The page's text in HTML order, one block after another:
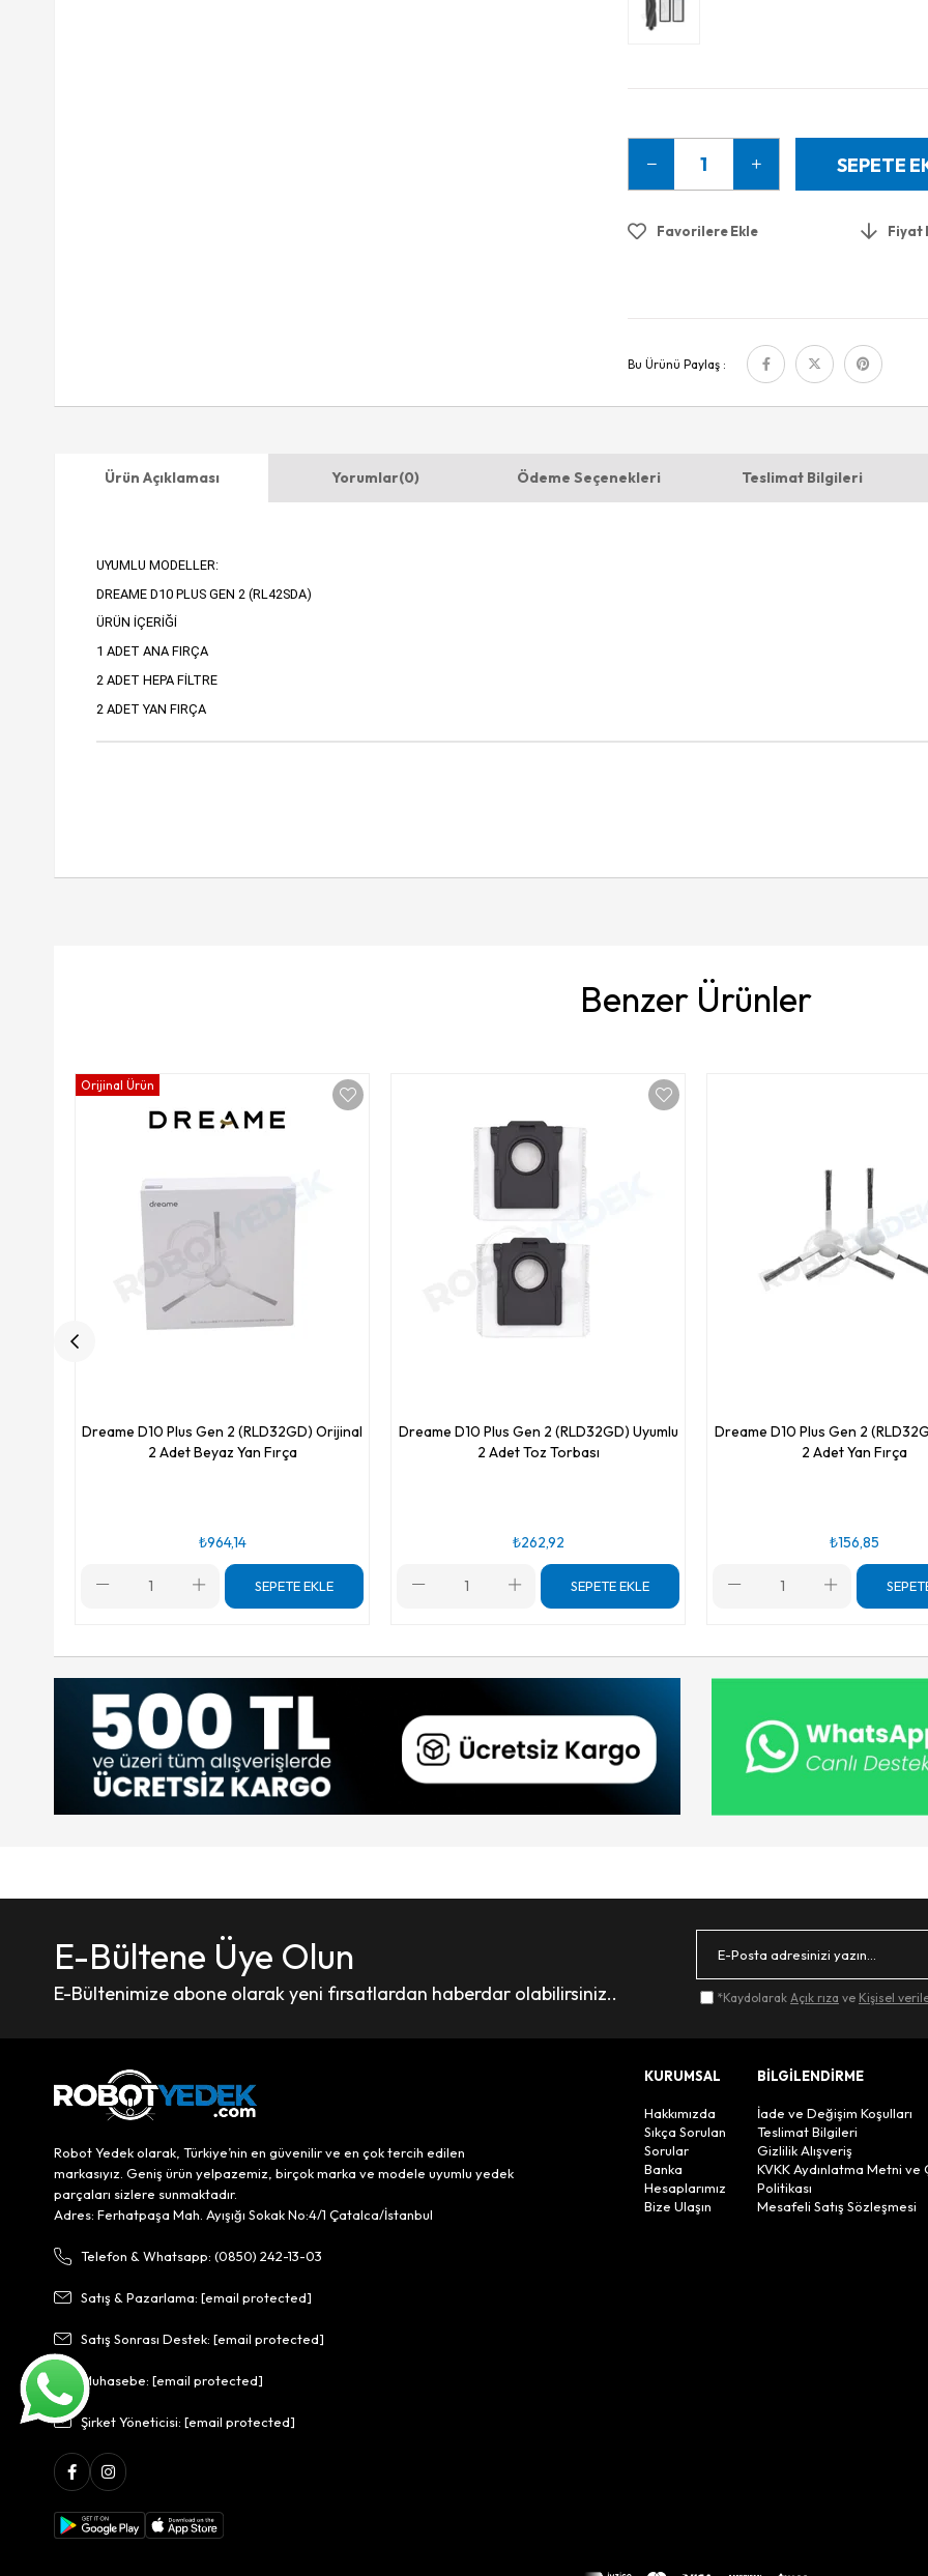
Favorilere Ekle Fiyat
Bu Ürünü Paylaş :
Ürün Açıklaması Yorumlar(0) Ödeme Seçenekleri Teslimat Bilgileri
UYUMLU MODELLER:
DREAME D10 PLUS GEN 2 (RL42SDA)
ÜRÜN İÇERİĞİ
1 ADET ANA FIRÇA
2 ADET HEPA FİLTRE
2 ADET YAN FIRÇA
Benzer Ürünler
Dreame D10 Plus Gen 2 (RLD32GD) Orijinal
2 Adet Beyaz Yan Fırça
₺964,14
SEPETE EKLE
Orijinal Ürün
Dreame D10 Plus Gen 2 (RLD32GD) Uyumlu
2 Adet Toz Torbası
₺262,92
SEPETE EKLE
Dreame D10 Plus Gen 2
2 Adet Yan Fırça
₺156,85
E-Bültene Üye Olun
E-Bültenimize abone olarak yeni fırsatlardan haberdar olabilirsiniz.. *Kaydolarak Açık rıza ve Kişisel
Robot Yedek olarak, Türkiye’nin en güvenilir ve en çok tercih edilen
markasıyız. Geniş ürün yelpazemiz, birçok marka ve modele uyumlu yedek
parçaları sizlere sunmaktadır.
Adres: Ferhatpaşa Mah. Ayışığı Sokak No:4/1 Çatalca/İstanbul
Telefon & Whatsapp: (0850) 242-13-03
Satış & Pazarlama: [email protected]
Satış Sonrası Destek: [email protected]
Muhasebe: [email protected]
Şirket Yöneticisi: [email protected]
KURUMSAL
Hakkımızda
Sıkça Sorulan
Sorular
Banka
Hesaplarımız
Bize Ulaşın
BİLGİLENDİRME
İade ve Değişim Koşulları
Teslimat Bilgileri
Gizlilik Alışveriş
KVKK Aydınlatma Metni ve
Politikası
Mesafeli Satış Sözleşmesi